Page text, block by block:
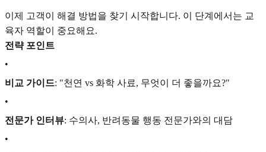
이제 고객이 해결 방법을 찾기 시작합니다. 이 단계에서는 교
육자 역할이 중요해요.
전략 포인트
•
비교 가이드: "천연 vs 화학 사료, 무엇이 더 좋을까요?"
•
전문가 인터뷰: 수의사, 반려동물 행동 전문가와의 대담
•